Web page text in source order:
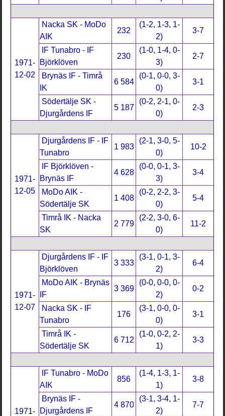
1971-
12-02
Nacka SK - MoDo
AIK
232
(1-2, 1-3, 1-
2)
3-7
IF Tunabro - IF
Björklöven
230
(1-0, 1-4, 0-
3)
2-7
Brynäs IF - Timrå
IK
6 584
(0-1, 0-0, 3-
0)
3-1
Södertälje SK -
Djurgårdens IF
5 187
(0-2, 2-1, 0-
0)
2-3
1971-
12-05
Djurgårdens IF - IF
Tunabro
1 983
(2-1, 3-0, 5-
0)
10-2
IF Björklöven -
Brynäs IF
4 628
(0-0, 0-1, 3-
3)
3-4
MoDo AIK -
Södertälje SK
1 408
(0-2, 2-2, 3-
0)
5-4
Timrå IK - Nacka
SK
2 779
(2-2, 3-0, 6-
0)
11-2
1971-
12-07
Djurgårdens IF - IF
Björklöven
3 333
(3-1, 0-1, 3-
2)
6-4
MoDo AIK - Brynäs
IF
3 369
(0-0, 0-0, 0-
2)
0-2
Nacka SK - IF
Tunabro
176
(3-1, 0-0, 0-
0)
3-1
Timrå IK -
Södertälje SK
6 712
(1-0, 0-2, 2-
1)
3-3
1971-
IF Tunabro - MoDo
AIK
856
(1-4, 1-3, 1-
1)
3-8
Brynäs IF -
Djurgårdens IF
4 870
(3-1, 3-4, 1-
2)
7-7